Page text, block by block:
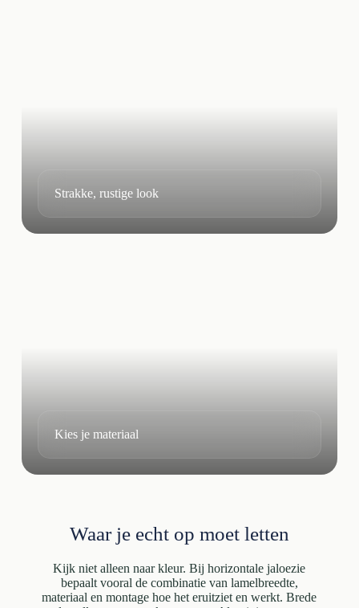
Strakke, rustige look
Kies je materiaal
Waar je echt op moet letten
Kijk niet alleen naar kleur. Bij horizontale jaloezie
bepaalt vooral de combinatie van lamelbreedte,
materiaal en montage hoe het eruitziet en werkt. Brede